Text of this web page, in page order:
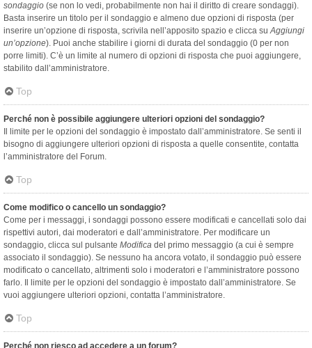
sondaggio (se non lo vedi, probabilmente non hai il diritto di creare sondaggi).
Basta inserire un titolo per il sondaggio e almeno due opzioni di risposta (per
inserire un’opzione di risposta, scrivila nell’apposito spazio e clicca suAggiungi
un’opzione). Puoi anche stabilire i giorni di durata del sondaggio (0 per non
porre limiti). C’è un limite al numero di opzioni di risposta che puoi aggiungere,
stabilito dall’amministratore.
Top
Perché non è possibile aggiungere ulteriori opzioni del sondaggio?
Il limite per le opzioni del sondaggio è impostato dall’amministratore. Se senti il
bisogno di aggiungere ulteriori opzioni di risposta a quelle consentite, contatta
l’amministratore del Forum.
Top
Come modifico o cancello un sondaggio?
Come per i messaggi, i sondaggi possono essere modificati e cancellati solo dai
rispettivi autori, dai moderatori e dall’amministratore. Per modificare un
sondaggio, clicca sul pulsante Modifica del primo messaggio (a cui è sempre
associato il sondaggio). Se nessuno ha ancora votato, il sondaggio può essere
modificato o cancellato, altrimenti solo i moderatori e l’amministratore possono
farlo. Il limite per le opzioni del sondaggio è impostato dall’amministratore. Se
vuoi aggiungere ulteriori opzioni, contatta l’amministratore.
Top
Perché non riesco ad accedere a un forum?